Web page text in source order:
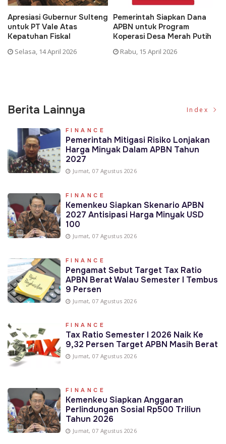
Apresiasi Gubernur Sulteng
untuk PT Vale Atas
Kepatuhan Fiskal
Selasa, 14 April 2026
Pemerintah Siapkan Dana
APBN untuk Program
Koperasi Desa Merah Putih
Rabu, 15 April 2026
Berita Lainnya Index
FINANCE
Pemerintah Mitigasi Risiko Lonjakan
Harga Minyak Dalam APBN Tahun
2027
Jumat, 07 Agustus 2026
FINANCE
Kemenkeu Siapkan Skenario APBN
2027 Antisipasi Harga Minyak USD
100
Jumat, 07 Agustus 2026
FINANCE
Pengamat Sebut Target Tax Ratio
APBN Berat Walau Semester I Tembus
9 Persen
Jumat, 07 Agustus 2026
FINANCE
Tax Ratio Semester I 2026 Naik Ke
9,32 Persen Target APBN Masih Berat
Jumat, 07 Agustus 2026
FINANCE
Kemenkeu Siapkan Anggaran
Perlindungan Sosial Rp500 Triliun
Tahun 2026
Jumat, 07 Agustus 2026